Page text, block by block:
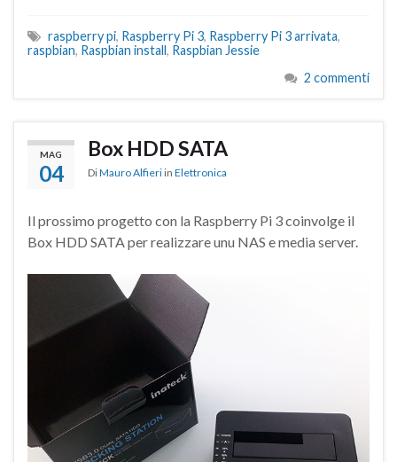
raspberry pi, Raspberry Pi 3, Raspberry Pi 3 arrivata,
raspbian, Raspbian install, Raspbian Jessie
2 commenti
MAG
04
Box HDD SATA
DiMauro Alfieri in Elettronica
Il prossimo progetto con la Raspberry Pi 3 coinvolge il
Box HDD SATA per realizzare unu NAS e media server.